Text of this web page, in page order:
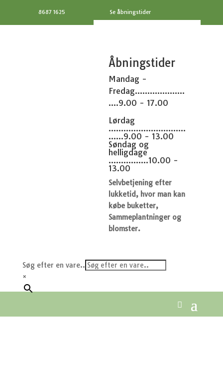
8687 1625 Se åbningstider
Åbningstider
Mandag -
Fredag....................
....9.00 - 17.00
Lørdag
...............................
......9.00 - 13.00
Søndag og
helligdage
................10.00 -
13.00
Selvbetjening efter
lukketid, hvor man kan
købe buketter,
Sammeplantninger og
blomster.
Søg efter en vare..
×